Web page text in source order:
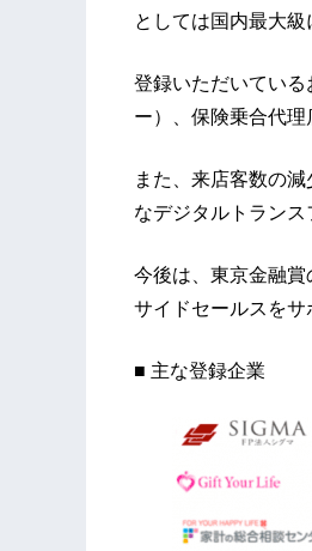
としては国内最大級
登録いただいてい
ー）、保険乗合代理
また、来店客数の
なデジタルトランス
今後は、東京金融
サイドセールスをサ
■ 主な登録企業